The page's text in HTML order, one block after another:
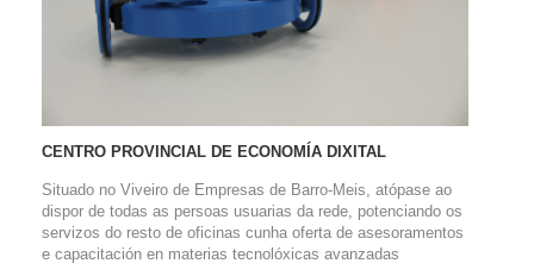
CENTRO PROVINCIAL DE ECONOMÍA DIXITAL
Situado no Viveiro de Empresas de Barro-Meis, atópase ao
dispor de todas as persoas usuarias da rede, potenciando os
servizos do resto de oficinas cunha oferta de asesoramentos
e capacitación en materias tecnolóxicas avanzadas